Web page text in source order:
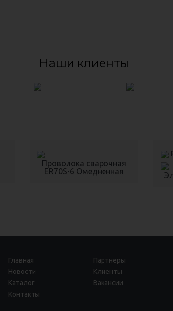
Наши клиенты
Проволока сварочная
ER70S-6 Омедненная
Главная
Новости
Каталог
Контакты
Партнеры
Клиенты
Вакансии